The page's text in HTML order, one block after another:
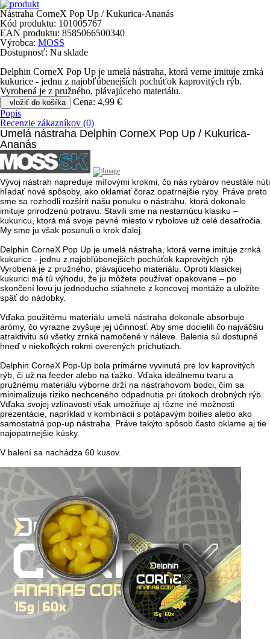
Nástraha CorneX Pop Up / Kukurica-Ananás
Kód produktu: 101005767
EAN produktu: 8585066500340
Výrobca: MOSS
Dostupnosť: Na sklade
Delphin CorneX Pop Up je umelá nástraha, ktorá verne imituje zrnká
kukurice - jednu z najobľúbenejších pochúťok kaprovitých rýb.
Vyrobená je z pružného, plávajúceho materiálu.
vložiť do košíka Cena: 4,99 €
Popis
Recenzie zákazníkov (0)
Umelá nástraha Delphin CorneX Pop Up / Kukurica-
Ananás
Vývoj nástrah napreduje míľovými krokmi, čo nás rybárov neustále núti
hľadať nové spôsoby, ako oklamať čoraz opatrnejšie ryby. Práve preto
sme sa rozhodli rozšíriť našu ponuku o nástrahu, ktorá dokonale
imituje prirodzenú potravu. Stavili sme na nestarnúcu klasiku –
kukuricu, ktorá má svoje pevné miesto v rybolove už celé desaťročia.
My sme ju však posunuli o krok ďalej.
Delphin CorneX Pop Up je umelá nástraha, ktorá verne imituje zrnká
kukurice - jednu z najobľúbenejších pochúťok kaprovitých rýb.
Vyrobená je z pružného, plávajúceho materiálu. Oproti klasickej
kukurici má tú výhodu, že ju môžete používať opakovane – po
skončení lovu ju jednoducho stiahnete z koncovej montáže a uložíte
späť do nádobky.
Vďaka použitému materiálu umelá nástraha dokonale absorbuje
arómy, čo výrazne zvyšuje jej účinnosť. Aby sme docielili čo najväčšiu
atraktivitu sú všetky zrnká namočené v náleve. Balenia sú dostupné
hneď v niekoľkých rokmi overených príchutiach.
Delphin CorneX Pop-Up bola primárne vyvinutá pre lov kaprovitých
rýb, či už na feeder alebo na ťažko. Vďaka ideálnemu tvaru a
pružnému materiálu výborne drží na nástrahovom bodci, čím sa
minimalizuje riziko nechceného odpadnutia pri útokoch drobných rýb.
Vďaka svojej vzlínavosti však umožňuje aj rôzne iné možnosti
prezentácie, napríklad v kombinácii s potápavým boilies alebo ako
samostatná pop-up nástraha. Práve takýto spôsob často oklame aj tie
najopatrnejšie kúsky.
V balení sa nachádza 60 kusov.